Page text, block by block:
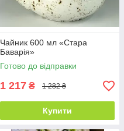
Чайник 600 мл «Стара
Баварія»
Готово до відправки
1 217 ₴ 1 282 ₴
Купити